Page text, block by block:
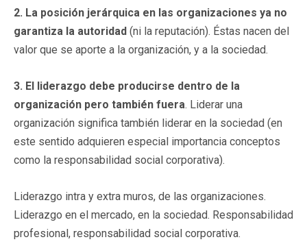
2. La posición jerárquica en las organizaciones ya no
garantiza la autoridad (ni la reputación). Éstas nacen del
valor que se aporte a la organización, y a la sociedad.
3. El liderazgo debe producirse dentro de la
organización pero también fuera. Liderar una
organización significa también liderar en la sociedad (en
este sentido adquieren especial importancia conceptos
como la responsabilidad social corporativa).
Liderazgo intra y extra muros, de las organizaciones.
Liderazgo en el mercado, en la sociedad. Responsabilidad
profesional, responsabilidad social corporativa.